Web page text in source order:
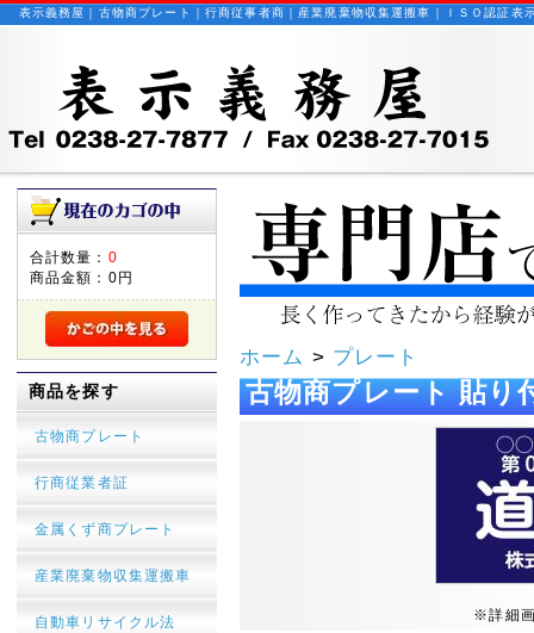
表示義務屋｜古物商プレート｜行商従事者商｜産業廃棄物収集運搬車｜ＩＳＯ認証
合計数量： 0
商品金額： 0円
商品を探す
古物商プレート
行商従業者証
金属くず商プレート
産業廃棄物収集運搬車
自動車リサイクル法
ホーム > プレート
古物商プレート 貼り
※詳細